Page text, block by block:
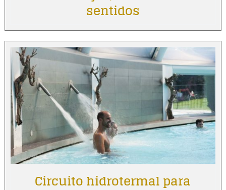
sentidos
Circuito hidrotermal para